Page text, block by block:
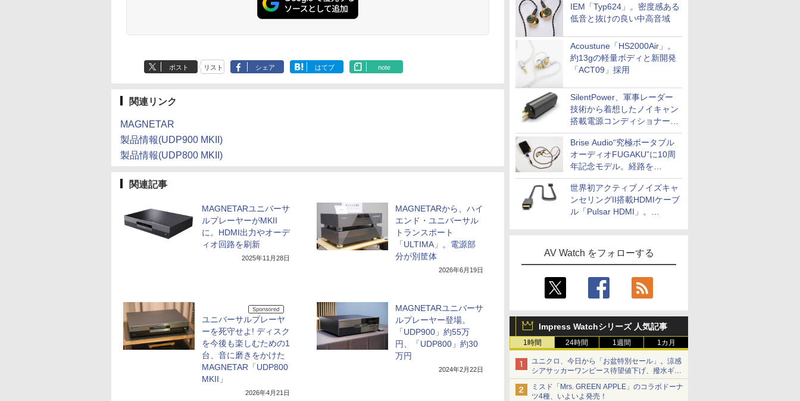
IEM「Typ624」。密度感ある
低音と抜けの良い中高音域
Acoustune「HS2000Air」。
約13gの軽量ボディと新開発
「ACT09」採用
SilentPower、軍事レーダー
技術から着想したノイキャン
搭載電源コンディショナー
「AC iPurifier2」
Brise Audio“究極ポータブル
オーディオFUGAKU”に10周
年記念モデル。経路を
NISHIKIで統一。400万円
世界初アクティブノイズキャ
ンセリングII搭載HDMIケーブ
ル「Pulsar HDMI」。
AV Watch をフォローする
Impress Watchシリーズ 人気記事
1時間 24時間 1週間 1カ月
ユニクロ、今日から「お盆特別セール」。涼感
シアサッカーワンピース待望値下げ、撥水ギア
ショーツは1990円に
ミスド「Mrs. GREEN APPLE」のコラボドーナ
ツ4種、いよいよ発売！
ポスト リスト シェア はてブ note
関連リンク
MAGNETAR
製品情報(UDP900 MKII)
製品情報(UDP800 MKII)
関連記事
MAGNETARユニバーサ
ルプレーヤーがMKII
に。HDMI出力やオーデ
ィオ回路を刷新
2025年11月28日
MAGNETARから、ハイ
エンド・ユニバーサル
トランスポート
「ULTIMA」。電源部
分が別筐体
2026年6月19日
ユニバーサルプレーヤ
ーを死守せよ! ディスク
を今後も楽しむための1
台、音に磨きをかけた
MAGNETAR「UDP800
MKII」
2026年4月21日
MAGNETARユニバーサ
ルプレーヤー登場。
「UDP900」約55万
円、「UDP800」約30
万円
2024年2月22日